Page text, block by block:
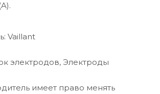
Vaillant
электродов, Электроды
имеет право менять